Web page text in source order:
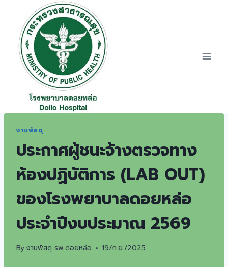
content
งานพัสดุ
ประกาศผู้ชนะจ้างตรวจทาง
ห้องปฏิบัติการ (LAB OUT)
ของโรงพยาบาลดอยหล่อ
ประจำปีงบประมาณ 2569
Byงานพัสดุ รพ.ดอยหล่อ 19/ก.ย./2025